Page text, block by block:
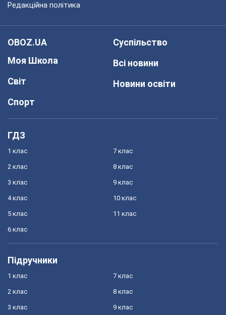
Редакційна політика
OBOZ.UA
Моя Школа
Світ
Спорт
Суспільство
Всі новини
Новини освіти
ГДЗ
1 клас
2 клас
3 клас
4 клас
5 клас
6 клас
7 клас
8 клас
9 клас
10 клас
11 клас
Підручники
1 клас
2 клас
3 клас
7 клас
8 клас
9 клас